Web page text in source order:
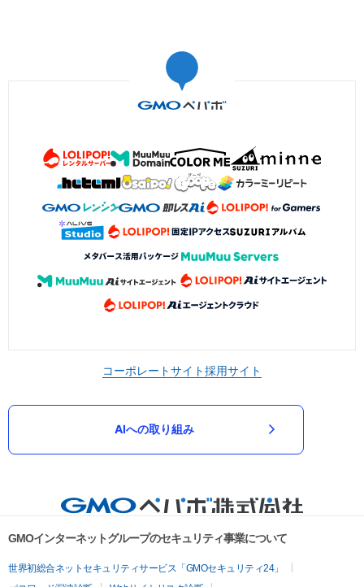
コーポレートサイト採用サイト
AIへの取り組み
GMOインターネットグループのセキュリティ事業について
世界初総合ネットセキュリティサービス「GMOセキュリティ24」